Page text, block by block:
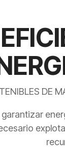
DE
garantizar